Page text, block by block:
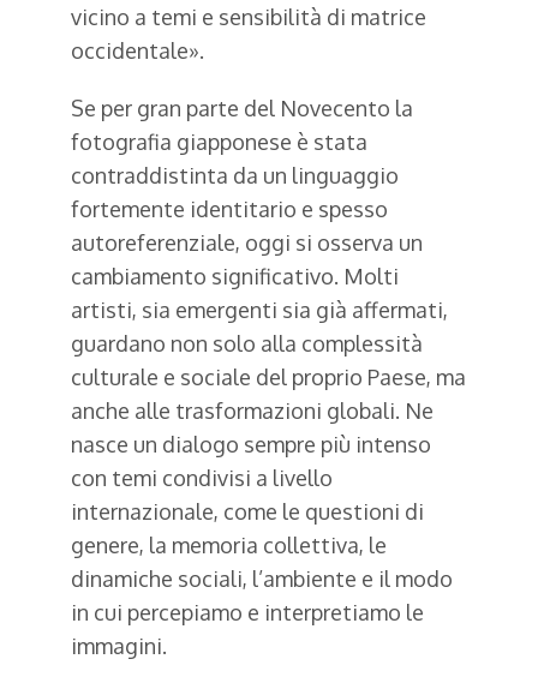
vicino a temi e sensibilità di matrice
occidentale».
Se per gran parte del Novecento la
fotografia giapponese è stata
contraddistinta da un linguaggio
fortemente identitario e spesso
autoreferenziale, oggi si osserva un
cambiamento significativo. Molti
artisti, sia emergenti sia già affermati,
guardano non solo alla complessità
culturale e sociale del proprio Paese, ma
anche alle trasformazioni globali. Ne
nasce un dialogo sempre più intenso
con temi condivisi a livello
internazionale, come le questioni di
genere, la memoria collettiva, le
dinamiche sociali, l’ambiente e il modo
in cui percepiamo e interpretiamo le
immagini.